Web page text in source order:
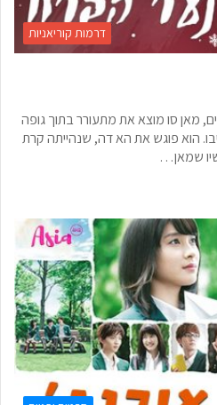
דרמות קוריאניות
שהיה קפוא במשך 37 שנים, מאן סו מוצא את מתעורר בתוך גופה
הוא פוגש את הא דה, שנהייתה קרת
שמאן…